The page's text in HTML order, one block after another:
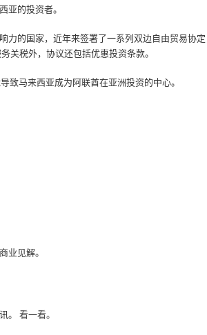
亚的投资者。
力的国家，近年来签署了一系列双边自由贸易协
关税外，协议还包括优惠投资条款。
致马来西亚成为阿联酋在亚洲投资的中心。
业见解。
。 看一看。